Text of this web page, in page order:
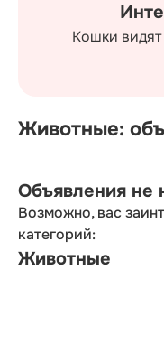
Кошки
Животные:
Объявления не
Возможно, вас
категорий:
Животные